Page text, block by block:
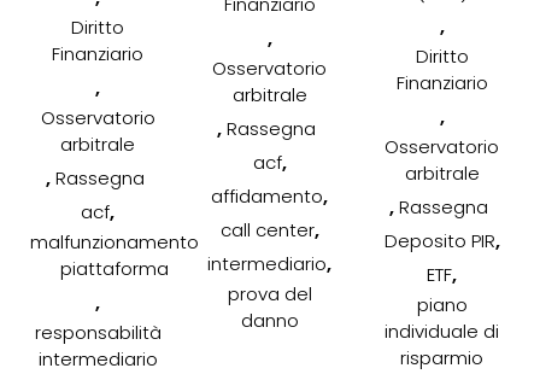
Diritto
Finanziario
,
Osservatorio
arbitrale
,Rassegna
acf,
malfunzionamento
piattaforma
,
responsabilità
intermediario
,
Osservatorio
arbitrale
,Rassegna
acf,
affidamento,
call center,
intermediario,
prova del
danno
,
Diritto
Finanziario
,
Osservatorio
arbitrale
,Rassegna
Deposito PIR,
ETF,
piano
individuale di
risparmio